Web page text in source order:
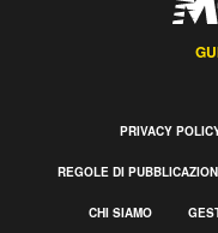
PRIVACY
REGOLE DI
CHI SIAMO